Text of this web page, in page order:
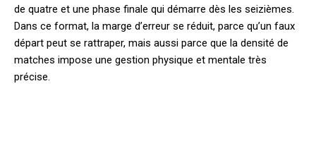
de quatre et une phase finale qui démarre dès les seizièmes.
Dans ce format, la marge d’erreur se réduit, parce qu’un faux
départ peut se rattraper, mais aussi parce que la densité de
matches impose une gestion physique et mentale très
précise.